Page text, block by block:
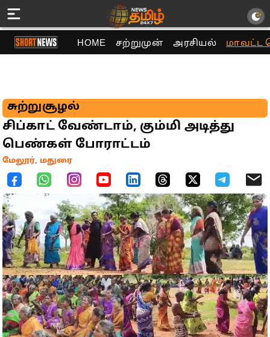
HOME சற்றுமுன் அரசியல் மாவட்ட
சுற்றுசூழல்
சிப்காட் வேண்டாம், கும்மி அடித்து
பெண்கள் போராட்டம்
மேலூர், மதுரை